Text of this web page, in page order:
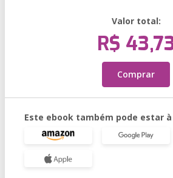
Valor total:
R$
Comprar
Este ebook também pode estar à